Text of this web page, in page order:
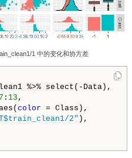
1 中的变化和协方差
%>% select(-Data),
7 : 13 ,
color = Class),
2" ),